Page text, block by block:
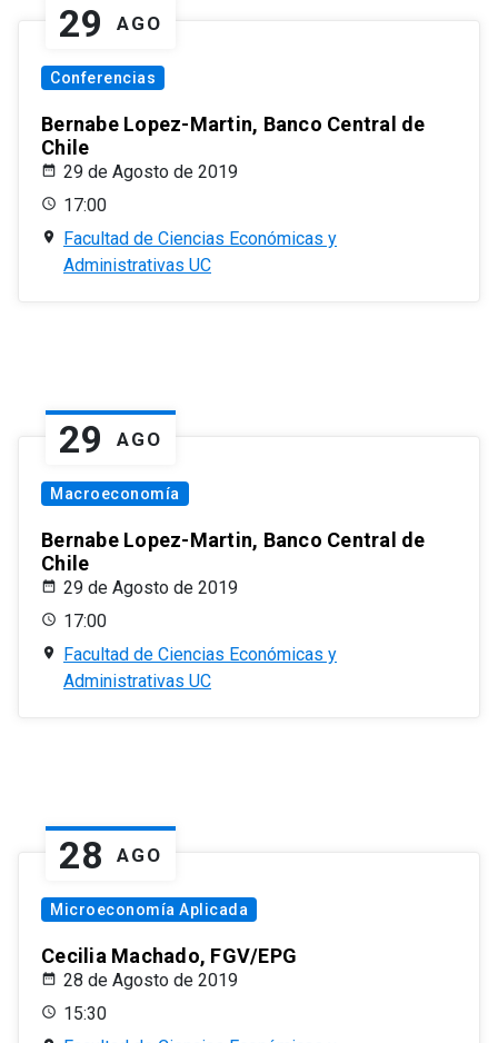
29 AGO
Conferencias
Bernabe Lopez-Martin, Banco Central de
Chile
29 de Agosto de 2019
17:00
Facultad de Ciencias Económicas y
Administrativas UC
29 AGO
Macroeconomía
Bernabe Lopez-Martin, Banco Central de
Chile
29 de Agosto de 2019
17:00
Facultad de Ciencias Económicas y
Administrativas UC
28 AGO
Microeconomía Aplicada
Cecilia Machado, FGV/EPG
28 de Agosto de 2019
15:30